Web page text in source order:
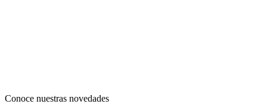
Conoce nuestras novedades